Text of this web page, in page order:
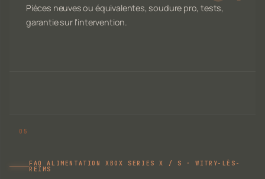
Pièces neuves ou équivalentes, soudure pro, tests,
garantie sur l'intervention.
FAQ ALIMENTATION XBOX SERIES X / S · WITRY-LÈS-
REIMS